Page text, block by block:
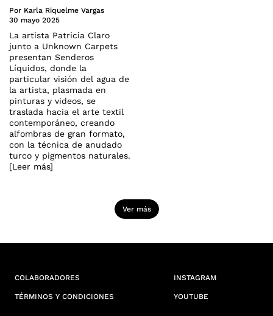
Por Karla Riquelme Vargas
30 mayo 2025
La artista Patricia Claro
junto a Unknown Carpets
presentan Senderos
Líquidos, donde la
particular visión del agua de
la artista, plasmada en
pinturas y videos, se
traslada hacia el arte textil
contemporáneo, creando
alfombras de gran formato,
con la técnica de anudado
turco y pigmentos naturales.
[Leer más]
Ver más
COLABORADORES
TÉRMINOS Y CONDICIONES
INSTAGRAM
YOUTUBE